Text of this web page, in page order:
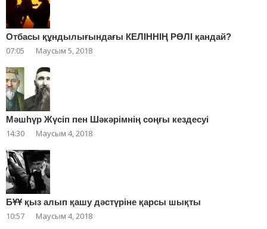
Отбасы құндылығындағы КЕЛІННІҢ РӨЛІ қандай?
07:05 Маусым 5, 2018
Мәшһүр Жүсіп пен Шәкәрімнің соңғы кездесуі
14:30 Маусым 4, 2018
БҰҰ қыз алып қашу дәстүріне қарсы шықты
10:57 Маусым 4, 2018